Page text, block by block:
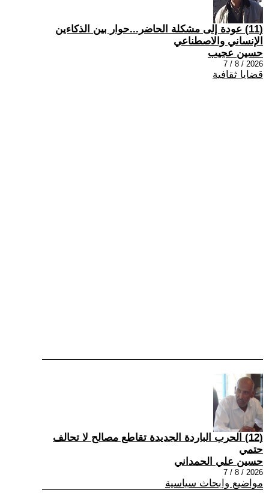
(11) عودة إلى مشكلة الحاضر...حوار بين الذكاءين
الإنساني والاصطناعي
حسين عجيب
2026 / 8 / 7
قضايا ثقافية
(12) الحرب الباردة الجديدة تقاطع مصالح لا تحالف
حتمي
حسين علي الحمداني
2026 / 8 / 7
مواضيع وابحاث سياسية